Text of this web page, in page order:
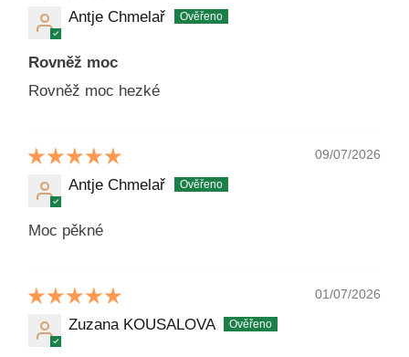
Antje Chmelař
Rovněž moc
Rovněž moc hezké
09/07/2026
Antje Chmelař
Moc pěkné
01/07/2026
Zuzana KOUSALOVA